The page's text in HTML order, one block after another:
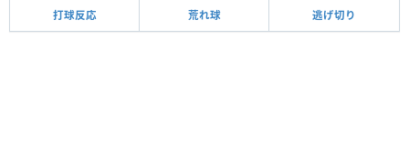
打球反応 荒れ球 逃げ切り